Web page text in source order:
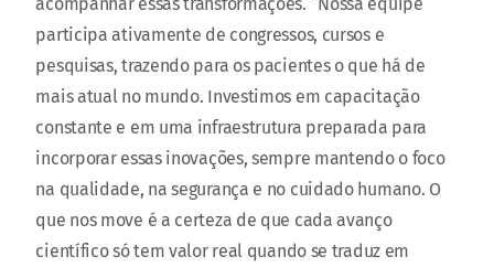
participa ativamente de congressos, cursos e
pesquisas, trazendo para os pacientes o que há de
mais atual no mundo. Investimos em capacitação
constante e em uma infraestrutura preparada para
incorporar essas inovações, sempre mantendo o foco
na qualidade, na segurança e no cuidado humano. O
que nos move é a certeza de que cada avanço
científico só tem valor real quando se traduz em